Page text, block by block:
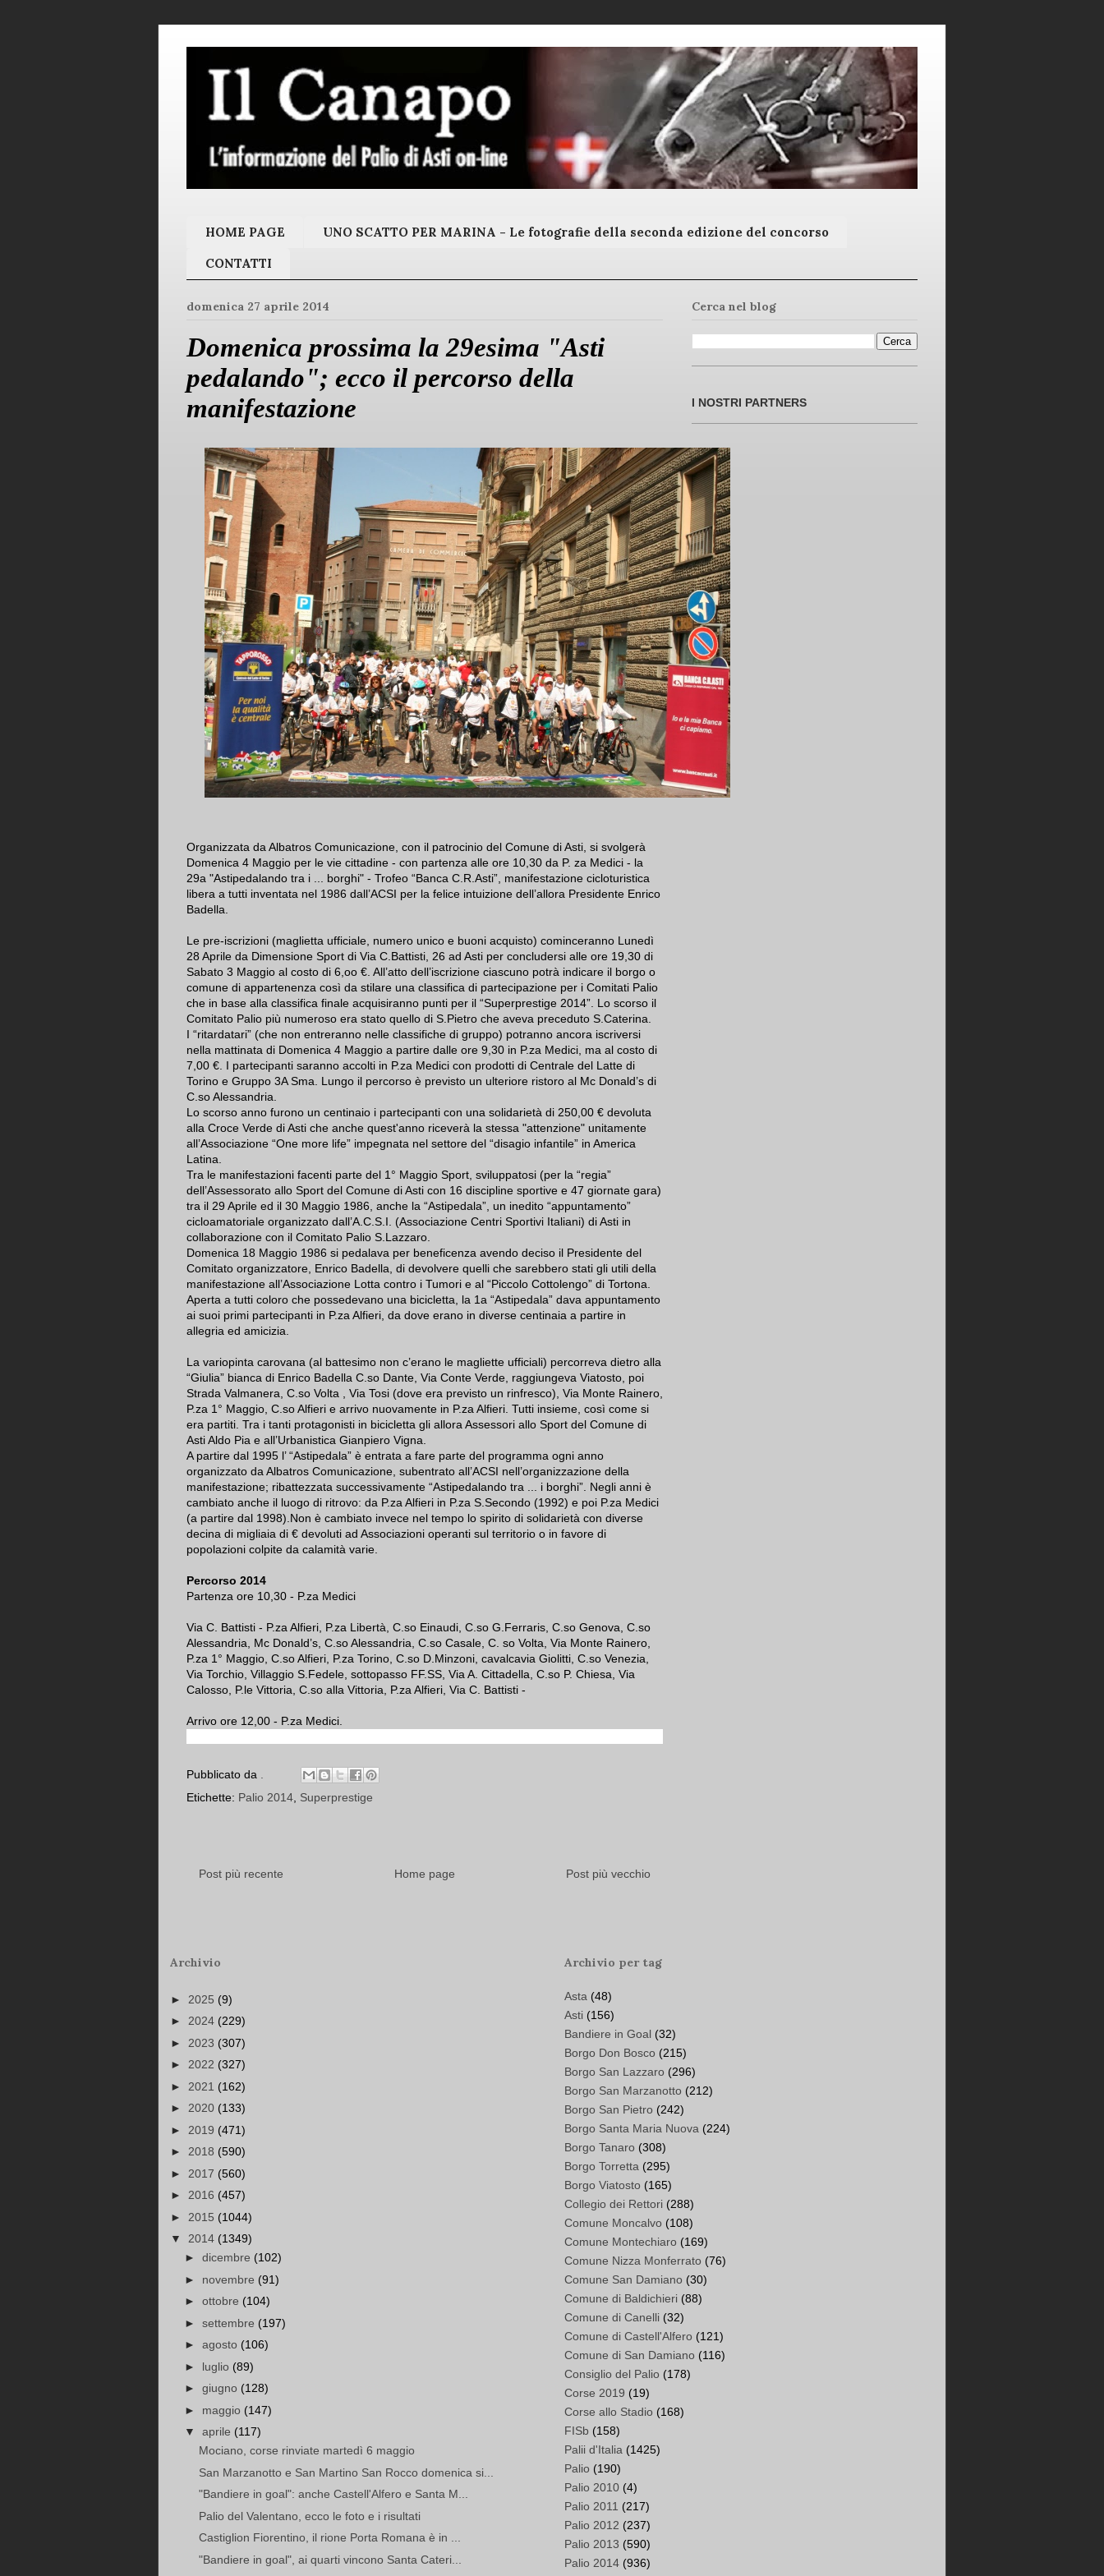
HOME PAGE UNO SCATTO PER MARINA - Le fotografie della seconda edizione del concorso
CONTATTI
domenica 27 aprile 2014
Domenica prossima la 29esima "Asti
pedalando"; ecco il percorso della
manifestazione
Organizzata da Albatros Comunicazione, con il patrocinio del Comune di Asti, si svolgerà
Domenica 4 Maggio per le vie cittadine - con partenza alle ore 10,30 da P. za Medici - la
29a "Astipedalando tra i ... borghi" - Trofeo “Banca C.R.Asti”, manifestazione cicloturistica
libera a tutti inventata nel 1986 dall’ACSI per la felice intuizione dell’allora Presidente Enrico
Badella.
Le pre-iscrizioni (maglietta ufficiale, numero unico e buoni acquisto) cominceranno Lunedì
28 Aprile da Dimensione Sport di Via C.Battisti, 26 ad Asti per concludersi alle ore 19,30 di
Sabato 3 Maggio al costo di 6,oo €. All’atto dell’iscrizione ciascuno potrà indicare il borgo o
comune di appartenenza così da stilare una classifica di partecipazione per i Comitati Palio
che in base alla classifica finale acquisiranno punti per il “Superprestige 2014”. Lo scorso il
Comitato Palio più numeroso era stato quello di S.Pietro che aveva preceduto S.Caterina.
I “ritardatari” (che non entreranno nelle classifiche di gruppo) potranno ancora iscriversi
nella mattinata di Domenica 4 Maggio a partire dalle ore 9,30 in P.za Medici, ma al costo di
7,00 €. I partecipanti saranno accolti in P.za Medici con prodotti di Centrale del Latte di
Torino e Gruppo 3A Sma. Lungo il percorso è previsto un ulteriore ristoro al Mc Donald’s di
C.so Alessandria.
Lo scorso anno furono un centinaio i partecipanti con una solidarietà di 250,00 € devoluta
alla Croce Verde di Asti che anche quest'anno riceverà la stessa "attenzione" unitamente
all’Associazione “One more life” impegnata nel settore del “disagio infantile” in America
Latina.
Tra le manifestazioni facenti parte del 1° Maggio Sport, sviluppatosi (per la “regia”
dell’Assessorato allo Sport del Comune di Asti con 16 discipline sportive e 47 giornate gara)
tra il 29 Aprile ed il 30 Maggio 1986, anche la “Astipedala”, un inedito “appuntamento”
cicloamatoriale organizzato dall’A.C.S.I. (Associazione Centri Sportivi Italiani) di Asti in
collaborazione con il Comitato Palio S.Lazzaro.
Domenica 18 Maggio 1986 si pedalava per beneficenza avendo deciso il Presidente del
Comitato organizzatore, Enrico Badella, di devolvere quelli che sarebbero stati gli utili della
manifestazione all’Associazione Lotta contro i Tumori e al “Piccolo Cottolengo” di Tortona.
Aperta a tutti coloro che possedevano una bicicletta, la 1a “Astipedala” dava appuntamento
ai suoi primi partecipanti in P.za Alfieri, da dove erano in diverse centinaia a partire in
allegria ed amicizia.
La variopinta carovana (al battesimo non c’erano le magliette ufficiali) percorreva dietro alla
“Giulia” bianca di Enrico Badella C.so Dante, Via Conte Verde, raggiungeva Viatosto, poi
Strada Valmanera, C.so Volta , Via Tosi (dove era previsto un rinfresco), Via Monte Rainero,
P.za 1° Maggio, C.so Alfieri e arrivo nuovamente in P.za Alfieri. Tutti insieme, così come si
era partiti. Tra i tanti protagonisti in bicicletta gli allora Assessori allo Sport del Comune di
Asti Aldo Pia e all’Urbanistica Gianpiero Vigna.
A partire dal 1995 l’ “Astipedala” è entrata a fare parte del programma ogni anno
organizzato da Albatros Comunicazione, subentrato all’ACSI nell’organizzazione della
manifestazione; ribattezzata successivamente “Astipedalando tra ... i borghi”. Negli anni è
cambiato anche il luogo di ritrovo: da P.za Alfieri in P.za S.Secondo (1992) e poi P.za Medici
(a partire dal 1998).Non è cambiato invece nel tempo lo spirito di solidarietà con diverse
decina di migliaia di € devoluti ad Associazioni operanti sul territorio o in favore di
popolazioni colpite da calamità varie.
Percorso 2014
Partenza ore 10,30 - P.za Medici
Via C. Battisti - P.za Alfieri, P.za Libertà, C.so Einaudi, C.so G.Ferraris, C.so Genova, C.so
Alessandria, Mc Donald’s, C.so Alessandria, C.so Casale, C. so Volta, Via Monte Rainero,
P.za 1° Maggio, C.so Alfieri, P.za Torino, C.so D.Minzoni, cavalcavia Giolitti, C.so Venezia,
Via Torchio, Villaggio S.Fedele, sottopasso FF.SS, Via A. Cittadella, C.so P. Chiesa, Via
Calosso, P.le Vittoria, C.so alla Vittoria, P.za Alfieri, Via C. Battisti -
Arrivo ore 12,00 - P.za Medici.
Pubblicato da
Etichette: Palio 2014, Superprestige
Post più recente Post più vecchio
Home page
Cerca nel blog
I NOSTRI PARTNERS
Archivio
► 2025 (9)
► 2024 (229)
► 2023 (307)
► 2022 (327)
► 2021 (162)
► 2020 (133)
► 2019 (471)
► 2018 (590)
► 2017 (560)
► 2016 (457)
► 2015 (1044)
▼ 2014 (1349)
► dicembre (102)
► novembre (91)
► ottobre (104)
► settembre (197)
► agosto (106)
► luglio (89)
► giugno (128)
► maggio (147)
▼ aprile (117)
Mociano, corse rinviate martedì 6 maggio
San Marzanotto e San Martino San Rocco domenica si...
"Bandiere in goal": anche Castell'Alfero e Santa M...
Palio del Valentano, ecco le foto e i risultati
Castiglion Fiorentino, il rione Porta Romana è in ...
"Bandiere in goal", ai quarti vincono Santa Cateri...
Archivio per tag
Asta (48)
Asti (156)
Bandiere in Goal (32)
Borgo Don Bosco (215)
Borgo San Lazzaro (296)
Borgo San Marzanotto (212)
Borgo San Pietro (242)
Borgo Santa Maria Nuova (224)
Borgo Tanaro (308)
Borgo Torretta (295)
Borgo Viatosto (165)
Collegio dei Rettori (288)
Comune Moncalvo (108)
Comune Montechiaro (169)
Comune Nizza Monferrato (76)
Comune San Damiano (30)
Comune di Baldichieri (88)
Comune di Canelli (32)
Comune di Castell'Alfero (121)
Comune di San Damiano (116)
Consiglio del Palio (178)
Corse 2019 (19)
Corse allo Stadio (168)
FISb (158)
Palii d'Italia (1425)
Palio (190)
Palio 2010 (4)
Palio 2011 (217)
Palio 2012 (237)
Palio 2013 (590)
Palio 2014 (936)